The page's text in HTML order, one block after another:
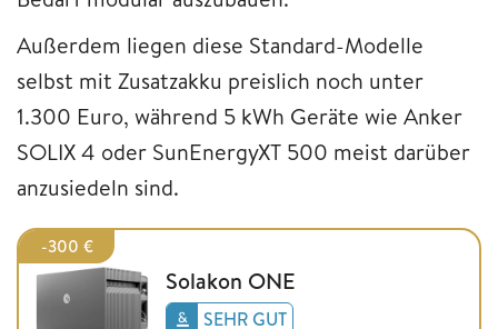
Außerdem liegen diese Standard-Modelle
selbst mit Zusatzakku preislich noch unter
1.300 Euro, während 5 kWh Geräte wie Anker
SOLIX 4 oder SunEnergyXT 500 meist darüber
anzusiedeln sind.
-300 €
Solakon ONE
SEHR GUT